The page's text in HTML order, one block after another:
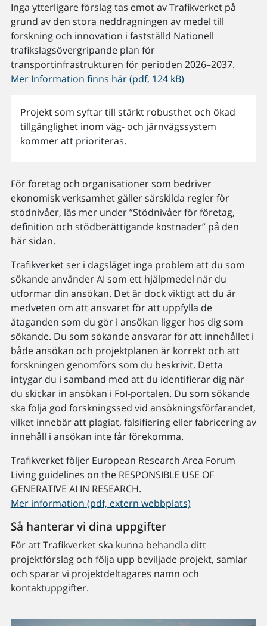
Inga ytterligare förslag tas emot av Trafikverket på
grund av den stora neddragningen av medel till
forskning och innovation i fastställd Nationell
trafikslagsövergripande plan för
transportinfrastrukturen för perioden 2026–2037.
Mer Information finns här (pdf, 124 kB)
Projekt som syftar till stärkt robusthet och ökad
tillgänglighet inom väg- och järnvägssystem
kommer att prioriteras.
För företag och organisationer som bedriver
ekonomisk verksamhet gäller särskilda regler för
stödnivåer, läs mer under ”Stödnivåer för företag,
definition och stödberättigande kostnader” på den
här sidan.
Trafikverket ser i dagsläget inga problem att du som
sökande använder AI som ett hjälpmedel när du
utformar din ansökan. Det är dock viktigt att du är
medveten om att ansvaret för att uppfylla de
åtaganden som du gör i ansökan ligger hos dig som
sökande. Du som sökande ansvarar för att innehållet i
både ansökan och projektplanen är korrekt och att
forskningen genomförs som du beskrivit. Detta
intygar du i samband med att du identifierar dig när
du skickar in ansökan i FoI-portalen. Du som sökande
ska följa god forskningssed vid ansökningsförfarandet,
vilket innebär att plagiat, falsifiering eller fabricering av
innehåll i ansökan inte får förekomma.
Trafikverket följer European Research Area Forum
Living guidelines on the RESPONSIBLE USE OF
GENERATIVE AI IN RESEARCH.
Mer information (pdf, extern webbplats)
Så hanterar vi dina uppgifter
För att Trafikverket ska kunna behandla ditt
projektförslag och följa upp beviljade projekt, samlar
och sparar vi projektdeltagares namn och
kontaktuppgifter.